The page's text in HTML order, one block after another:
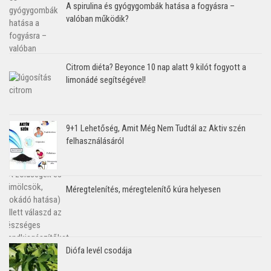
A spirulina és gyógygombák hatása a fogyásra –
valóban működik?
Citrom diéta? Beyonce 10 nap alatt 9 kilót fogyott a
limonádé segítségével!
9+1 Lehetőség, Amit Még Nem Tudtál az Aktiv szén
felhasználásáról
Méregtelenítés, méregtelenítő kúra helyesen
Diófa levél csodája